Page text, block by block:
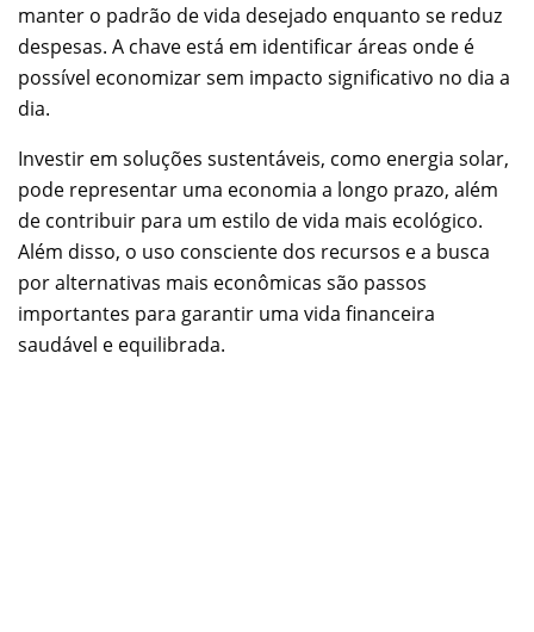
manter o padrão de vida desejado enquanto se reduz
despesas. A chave está em identificar áreas onde é
possível economizar sem impacto significativo no dia a
dia.
Investir em soluções sustentáveis, como energia solar,
pode representar uma economia a longo prazo, além
de contribuir para um estilo de vida mais ecológico.
Além disso, o uso consciente dos recursos e a busca
por alternativas mais econômicas são passos
importantes para garantir uma vida financeira
saudável e equilibrada.